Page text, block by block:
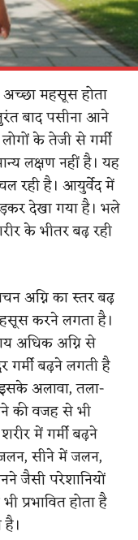
महसूस होता
बाद पसीना आने
के तेजी से गर्मी
लक्षण नहीं है। यह
रही है। आयुर्वेद में
देखा गया है। भले
के भीतर बढ़ रही
अग्नि का स्तर बढ़
करने लगता है।
अधिक अग्नि से
बढ़ने लगती है
अलावा, तला-
की वजह से भी
में गर्मी बढ़ने
सीने में जलन,
जैसी परेशानियों
प्रभावित होता है